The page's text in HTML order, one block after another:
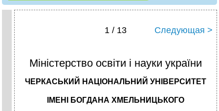
1 / 13 Следующая >
Міністерство освіти і науки україни
ЧЕРКАСЬКИЙ НАЦІОНАЛЬНИЙ УНІВЕРСИТЕТ
ІМЕНІ БОГДАНА ХМЕЛЬНИЦЬКОГО